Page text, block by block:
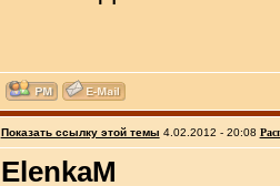
Показать ссылку этой темы 4.02.2012 - 20:08
ElenkaM